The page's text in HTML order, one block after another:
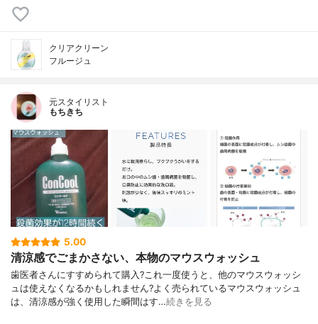
クリアクリーン
フルージュ
元スタイリスト
もちきち
5.00
清涼感でごまかさない、本物のマウスウォッシュ
歯医者さんにすすめられて購入?これ一度使うと、他のマウスウォッシ
ュは使えなくなるかもしれません?よく売られているマウスウォッシュ
は、清涼感が強く使用した瞬間はす…続きを見る